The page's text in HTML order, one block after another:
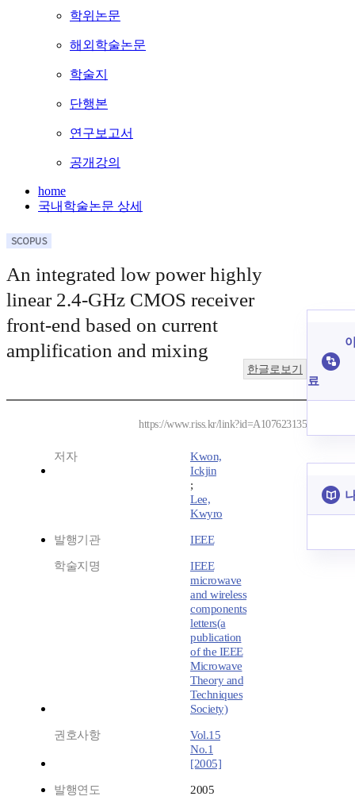
학위논문
해외학술논문
학술지
단행본
연구보고서
공개강의
home
국내학술논문 상세
An integrated low power highly
linear 2.4-GHz CMOS receiver
front-end based on current
amplification and mixing
한글로보기
https://www.riss.kr/link?id=A107623135
저자
Kwon,
Ickjin
;
Lee,
Kwyro
발행기관 IEEE
학술지명
IEEE
microwave
and wireless
components
letters(a
publication
of the IEEE
Microwave
Theory and
Techniques
Society)
권호사항
Vol.15
No.1
[2005]
발행연도 2005
료